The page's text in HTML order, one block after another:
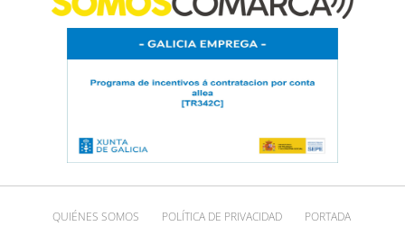
QUIÉNES SOMOS POLÍTICA DE PRIVACIDAD
PORTADA